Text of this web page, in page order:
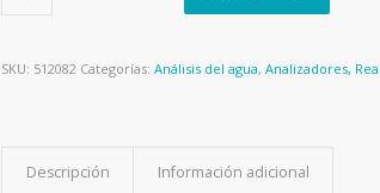
SKU: 512082 Categorías:Análisis del agua,Analizadores,
Descripción Información adicional